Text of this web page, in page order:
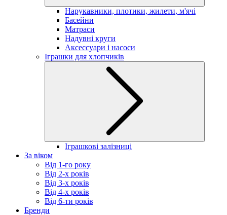
Нарукавники, плотики, жилети, м'ячі
Басейни
Матраси
Надувні круги
Аксессуари і насоси
Іграшки для хлопчиків
Іграшкові залізниці
За віком
Від 1-го року
Від 2-х років
Від 3-х років
Від 4-х років
Від 6-ти років
Бренди